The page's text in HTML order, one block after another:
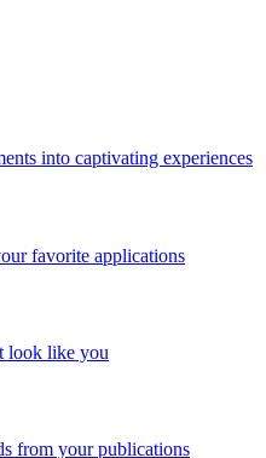
into captivating experiences
favorite applications
look like you
from your publications